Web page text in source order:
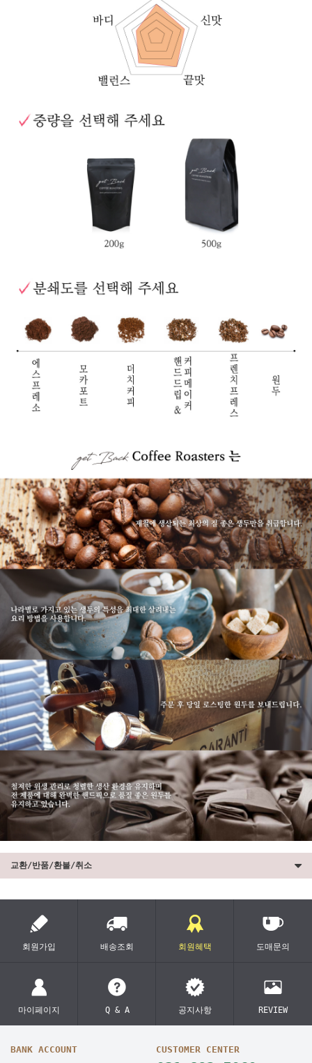
이코 라이프 하
교환/반품/환불/취소
회원가입 배송조회 회원혜택 도매문의
마이페이지 Q & A 공지사항 REVIEW
BANK ACCOUNT CUSTOMER CENTER